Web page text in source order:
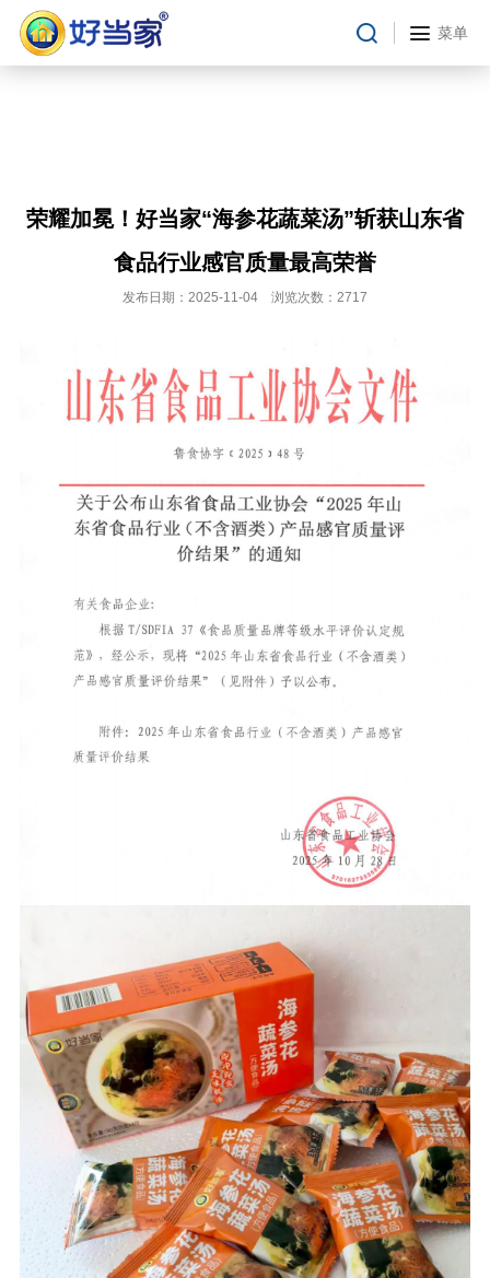
菜单
荣耀加冕！好当家“海参花蔬菜汤”斩获山东省
食品行业感官质量最高荣誉
发布日期：2025-11-04 浏览次数：2717